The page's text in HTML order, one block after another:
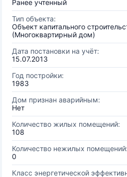
Ранее учтенный
Тип объекта:
Объект капитального
(Многоквартирный дом)
Дата постановки на учёт:
15.07.2013
Год постройки:
1983
Дом признан аварийным:
Нет
Количество жилых помещений:
108
Количество нежилых помещений:
0
Класс энергетической